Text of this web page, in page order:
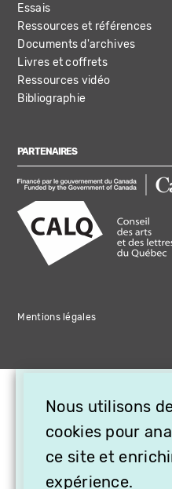
Essais
Ressources et références
Documents d'archives
Livres et coffrets
Ressources vidéo
Bibliographie
PARTENAIRES
Mentions légales
Nous utilisons
cookies pour
ce site et
expérience.
OFFREZ
CADEAU,
PROCHES